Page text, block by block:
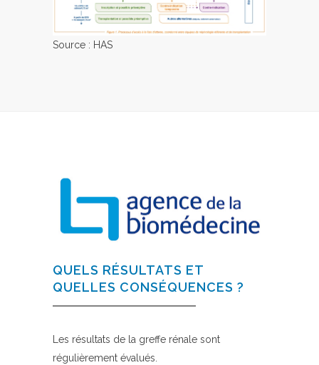
Source : HAS
QUELS RÉSULTATS ET
QUELLES CONSÉQUENCES ?
Les résultats de la greffe rénale sont
régulièrement évalués.